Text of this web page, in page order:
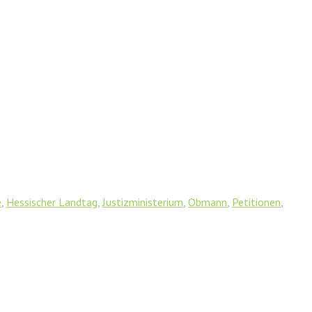
Hessischer Landtag Justizministerium Obmann Petitionen